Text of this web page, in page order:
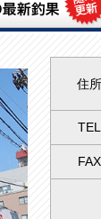
住所
TEL
FAX